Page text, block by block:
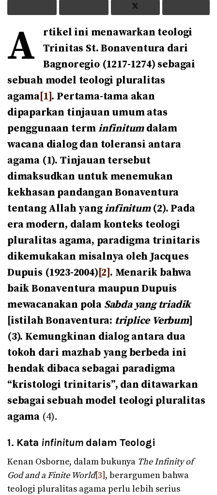
A
rtikel ini menawarkan teologi
Trinitas St. Bonaventura dari
Bagnoregio (1217-1274) sebagai
sebuah model teologi pluralitas
agama[1]. Pertama-tama akan
dipaparkan tinjauan umum atas
penggunaan terminfinitumdalam
wacana dialog dan toleransi antara
agama (1). Tinjauan tersebut
dimaksudkan untuk menemukan
kekhasan pandangan Bonaventura
tentang Allah yanginfinitum(2). Pada
era modern, dalam konteks teologi
pluralitas agama, paradigma trinitaris
dikemukakan misalnya oleh Jacques
Dupuis (1923-2004)[2]. Menarik bahwa
baik Bonaventura maupun Dupuis
mewacanakan pola Sabda yang triadik
[istilah Bonaventura: triplice Verbum]
(3). Kemungkinan dialog antara dua
tokoh dari mazhab yang berbeda ini
hendak dibaca sebagai paradigma
“kristologi trinitaris”, dan ditawarkan
sebagai sebuah model teologi pluralitas
agama (4).
1. Kata infinitum dalam Teologi
Kenan Osborne, dalam bukunya The Infinity of
God and a Finite World[3], berargumen bahwa
teologi pluralitas agama perlu lebih serius